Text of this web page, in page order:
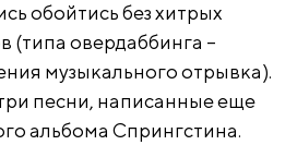
обойтись без хитрых
(типа овердаббинга –
музыкального отрывка).
песни, написанные еще
альбома Спрингстина.